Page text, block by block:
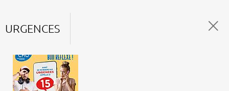
URGENCES